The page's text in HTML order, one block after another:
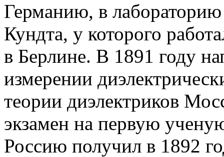
Германию, в лабораторию
Кундта, у которого
в Берлине. В 1891 году
измерении
теории диэлектриков
экзамен на первую
Россию получил в 1892